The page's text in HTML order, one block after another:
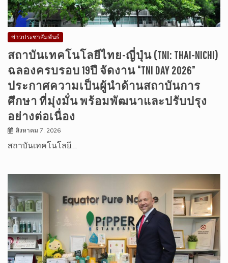
ข่าวประชาสัมพันธ์
สถาบันเทคโนโลยีไทย-ญี่ปุ่น (TNI: THAI-NICHI)
ฉลองครบรอบ 19ปี จัดงาน “TNI DAY 2026”
ประกาศความเป็นผู้นำด้านสถาบันการ
ศึกษา ที่มุ่งมั่น พร้อมพัฒนาและปรับปรุง
อย่างต่อเนื่อง
สิงหาคม 7, 2026
สถาบันเทคโนโลยี…